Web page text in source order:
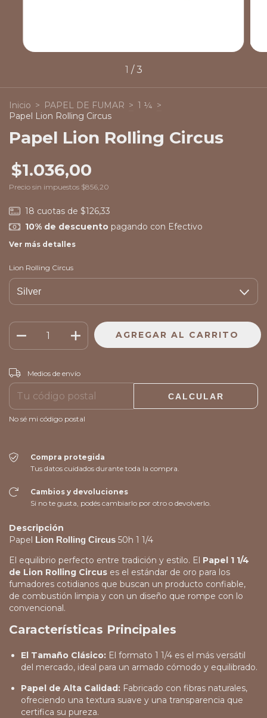
1 /3
Inicio > PAPEL DE FUMAR > 1 ¼ >
Papel Lion Rolling Circus
Papel Lion Rolling Circus
$1.036,00
Precio sin impuestos $856,20
18 cuotas de $126,33
10% de descuentopagando con Efectivo
Ver más detalles
Lion Rolling Circus
Entregas para el CP:
Medios de envío
CALCULAR
No sé mi código postal
Compra protegida
Tus datos cuidados durante toda la compra.
Cambios y devoluciones
Si no te gusta, podés cambiarlo por otro o devolverlo.
Descripción
Papel Lion Rolling Circus 50h 1 1/4
El equilibrio perfecto entre tradición y estilo. El Papel 1 1/4
de Lion Rolling Circus es el estándar de oro para los
fumadores cotidianos que buscan un producto confiable,
de combustión limpia y con un diseño que rompe con lo
convencional.
Características Principales
El Tamaño Clásico: El formato 1 1/4 es el más versátil
del mercado, ideal para un armado cómodo y equilibrado.
Papel de Alta Calidad: Fabricado con fibras naturales,
ofreciendo una textura suave y una transparencia que
certifica su pureza.